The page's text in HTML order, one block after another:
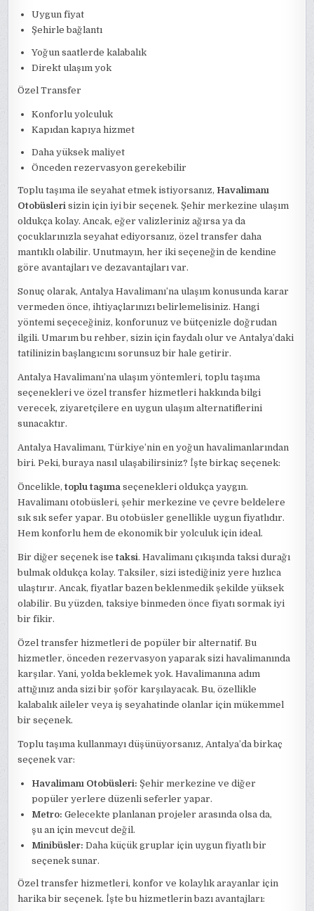
Uygun fiyat
Şehirle bağlantı
Yoğun saatlerde kalabalık
Direkt ulaşım yok
Özel Transfer
Konforlu yolculuk
Kapıdan kapıya hizmet
Daha yüksek maliyet
Önceden rezervasyon gerekebilir
Toplu taşıma ile seyahat etmek istiyorsanız, Havalimanı
Otobüsleri sizin için iyi bir seçenek. Şehir merkezine ulaşım
oldukça kolay. Ancak, eğer valizleriniz ağırsa ya da
çocuklarınızla seyahat ediyorsanız, özel transfer daha
mantıklı olabilir. Unutmayın, her iki seçeneğin de kendine
göre avantajları ve dezavantajları var.
Sonuç olarak, Antalya Havalimanı’na ulaşım konusunda karar
vermeden önce, ihtiyaçlarınızı belirlemelisiniz. Hangi
yöntemi seçeceğiniz, konforunuz ve bütçenizle doğrudan
ilgili. Umarım bu rehber, sizin için faydalı olur ve Antalya’daki
tatilinizin başlangıcını sorunsuz bir hale getirir.
Antalya Havalimanı’na ulaşım yöntemleri, toplu taşıma
seçenekleri ve özel transfer hizmetleri hakkında bilgi
verecek, ziyaretçilere en uygun ulaşım alternatiflerini
sunacaktır.
Antalya Havalimanı, Türkiye’nin en yoğun havalimanlarından
biri. Peki, buraya nasıl ulaşabilirsiniz? İşte birkaç seçenek:
Öncelikle,toplu taşıma seçenekleri oldukça yaygın.
Havalimanı otobüsleri, şehir merkezine ve çevre beldelere
sık sık sefer yapar. Bu otobüsler genellikle uygun fiyatlıdır.
Hem konforlu hem de ekonomik bir yolculuk için ideal.
Bir diğer seçenek isetaksi. Havalimanı çıkışında taksi durağı
bulmak oldukça kolay. Taksiler, sizi istediğiniz yere hızlıca
ulaştırır. Ancak, fiyatlar bazen beklenmedik şekilde yüksek
olabilir. Bu yüzden, taksiye binmeden önce fiyatı sormak iyi
bir fikir.
Özel transfer hizmetleri de popüler bir alternatif. Bu
hizmetler, önceden rezervasyon yaparak sizi havalimanında
karşılar. Yani, yolda beklemek yok. Havalimanına adım
attığınız anda sizi bir şoför karşılayacak. Bu, özellikle
kalabalık aileler veya iş seyahatinde olanlar için mükemmel
bir seçenek.
Toplu taşıma kullanmayı düşünüyorsanız, Antalya’da birkaç
seçenek var:
Havalimanı Otobüsleri: Şehir merkezine ve diğer
popüler yerlere düzenli seferler yapar.
Metro: Gelecekte planlanan projeler arasında olsa da,
şu an için mevcut değil.
Minibüsler: Daha küçük gruplar için uygun fiyatlı bir
seçenek sunar.
Özel transfer hizmetleri, konfor ve kolaylık arayanlar için
harika bir seçenek. İşte bu hizmetlerin bazı avantajları: